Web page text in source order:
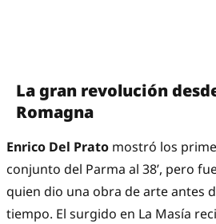
La gran revolución
Romagna
Enrico Del Prato mostró los
conjunto del Parma al 38’, pero
quien dio una obra de arte antes
tiempo. El surgido en La Masía